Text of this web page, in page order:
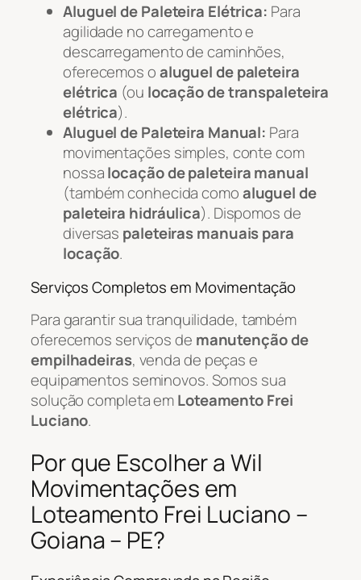
Aluguel de Paleteira Elétrica: Para
agilidade no carregamento e
descarregamento de caminhões,
oferecemos oaluguel de paleteira
elétrica (ou locação de transpaleteira
elétrica).
Aluguel de Paleteira Manual: Para
movimentações simples, conte com
nossalocação de paleteira manual
(também conhecida comoaluguel de
paleteira hidráulica). Dispomos de
diversas paleteiras manuais para
locação.
Serviços Completos em Movimentação
Para garantir sua tranquilidade, também
oferecemos serviços de manutenção de
empilhadeiras, venda de peças e
equipamentos seminovos. Somos sua
solução completa emLoteamento Frei
Luciano.
Por que Escolher a Wil
Movimentações em
Loteamento Frei Luciano –
Goiana – PE?